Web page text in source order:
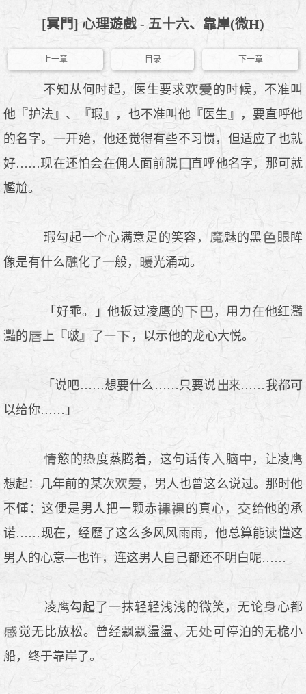
[冥門] 心理遊戲 - 五十六、靠岸(微H)
上一章 目录 下一章
不知从何时起，医生要求
的时候，不准叫
他『护法』、『瑕』，也不准叫他『医生』，要直呼他
的名字。一开始，他还觉得有些不习惯，但适应了也就
好……现在还怕会在佣人面前脱
直呼他名字，那可就
尷尬。
瑕勾起一个心满意足的笑容， 魅的黑
眸
像是有什么
化了一般， 光涌动。
「好乖。」他扳过凌鹰的
，用力在他红灩
灩的
上『啵』了一 ，以示他的龙心大悦。
「说吧……想要什么……只要说
来……我都可
以给你……」
慾的 度蒸腾着，这句话传 脑
，让凌鹰
想起：几年前的某次
，男人也曾这么说过。那时他
不懂：这便是男人把一颗赤
的真心，
给他的承
诺……现在，经歷了这么多风风雨雨，他总算能读懂这
男人的心意—也许，连这男人自己都还不明白呢……
凌鹰勾起了一抹轻轻浅浅的微笑，无论
心都
觉无比放松。曾经飘飘盪盪、无
可停泊的无桅小
船，终于靠岸了。